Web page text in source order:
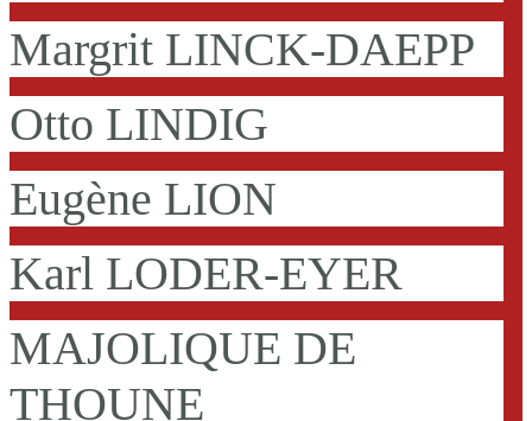
Margrit LINCK-DAEPP
Otto LINDIG
Eugène LION
Karl LODER-EYER
MAJOLIQUE DE
THOUNE